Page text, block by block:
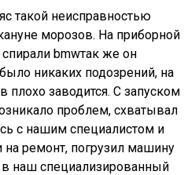
такой неисправностью
морозов. На приборной
спирали bmwтак же он
никаких подозрений, на
плохо заводится. С запуском
проблем, схватывал
с нашим специалистом и
ремонт, погрузил машину
в наш специализированный